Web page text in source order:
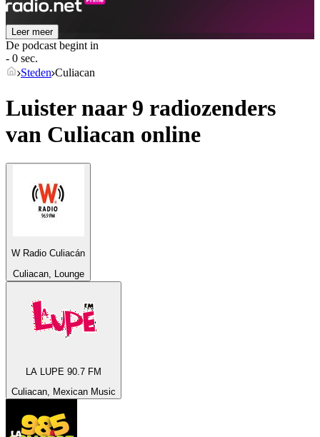
Leer meer
De podcast begint in
- 0 sec.
Steden Culiacan
Luister naar 9 radiozenders
van Culiacan online
W Radio Culiacán
Culiacan, Lounge
LA LUPE 90.7 FM
Culiacan, Mexican Music